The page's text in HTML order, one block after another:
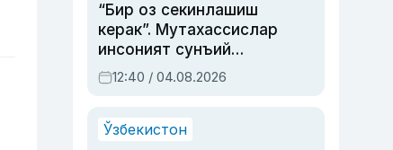
“Бир оз секинлашиш
керак”. Мутахассислар
инсоният сунъий
интеллектни бошқара
олмай қолишидан
12:40 / 04.08.2026
Ўзбекистон